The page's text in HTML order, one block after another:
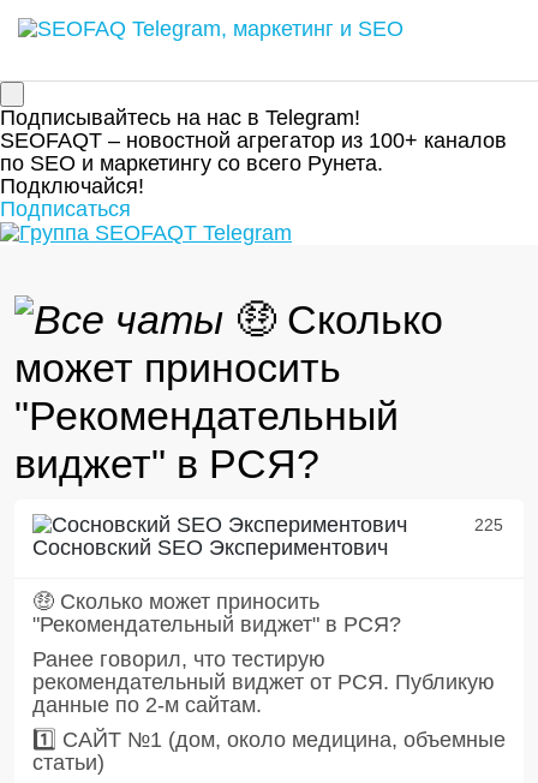
Подписывайтесь на нас в Telegram!
SEOFAQT – новостной агрегатор из 100+ каналов
по SEO и маркетингу со всего Рунета.
Подключайся!
Подписаться
​​🤑 Сколько
может приносить
"Рекомендательный
виджет" в РСЯ?
Сосновский SEO Экспериментович
225
​​🤑 Сколько может приносить
"Рекомендательный виджет" в РСЯ?
Ранее говорил, что тестирую
рекомендательный виджет от РСЯ. Публикую
данные по 2-м сайтам.
1️⃣ САЙТ №1 (дом, около медицина, объемные
статьи)